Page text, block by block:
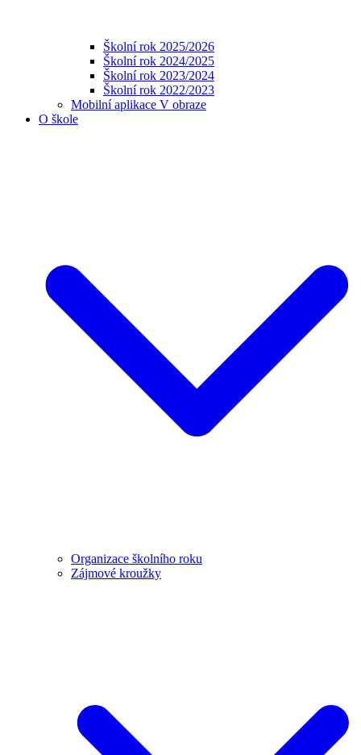
Školní rok 2025/2026
Školní rok 2024/2025
Školní rok 2023/2024
Školní rok 2022/2023
Mobilní aplikace V obraze
O škole
Organizace školního roku
Zájmové kroužky